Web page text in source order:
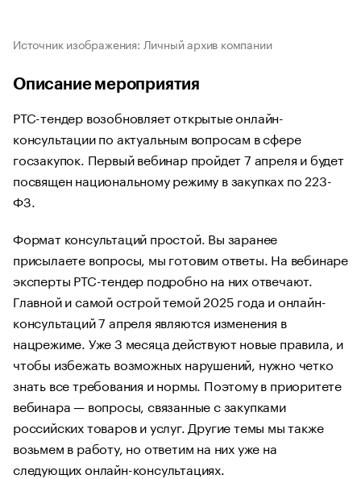
Источник изображения: Личный архив компании
Описание мероприятия
РТС-тендер возобновляет открытые онлайн-
консультации по актуальным вопросам в сфере
госзакупок. Первый вебинар пройдет 7 апреля и будет
посвящен национальному режиму в закупках по 223-
ФЗ.
Формат консультаций простой. Вы заранее
присылаете вопросы, мы готовим ответы. На вебинаре
эксперты РТС-тендер подробно на них отвечают.
Главной и самой острой темой 2025 года и онлайн-
консультаций 7 апреля являются изменения в
нацрежиме. Уже 3 месяца действуют новые правила, и
чтобы избежать возможных нарушений, нужно четко
знать все требования и нормы. Поэтому в приоритете
вебинара — вопросы, связанные с закупками
российских товаров и услуг. Другие темы мы также
возьмем в работу, но ответим на них уже на
следующих онлайн-консультациях.